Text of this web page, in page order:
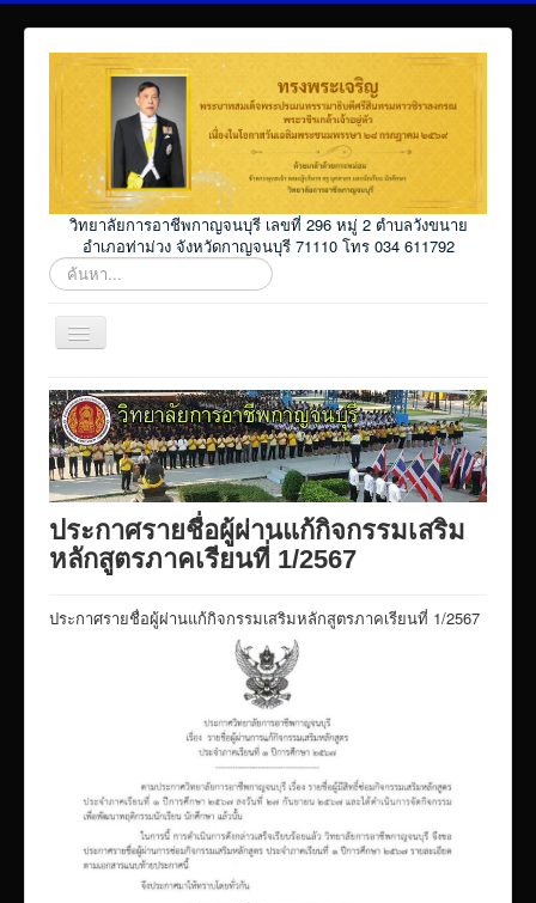
วิทยาลัยการอาชีพกาญจนบุรี เลขที่ 296 หมู่ 2 ตำบลวังขนาย
อำเภอท่าม่วง จังหวัดกาญจนบุรี 71110 โทร 034 611792
ค้นหา...
สลับ
เก
ชั่น
Home
โปรแกรม ศธ02 ออนไลน์
Elearning_kicec
Facebookงานประชาสัมพันธ์
VTR แนะนำวิทยาลัย
Link รวมระบบรายงานข้อมูลต่าง ๆ
แบบประเมินครูผู้สอน
ห้องสมุดอิเล็กทรอนิกส์
ศูนย์ซ่อมสร้างเพื่อชุมชน FixitCenter
ประกาศรายชื่อผู้ผ่านแก้กิจกรรมเสริม
หลักสูตรภาคเรียนที่ 1/2567
ประกาศรายชื่อผู้ผ่านแก้กิจกรรมเสริมหลักสูตรภาคเรียนที่ 1/2567